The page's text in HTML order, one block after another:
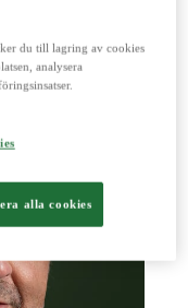
lantbruksmaskiner.
du till lagring av cookies
analysera
alla cookies